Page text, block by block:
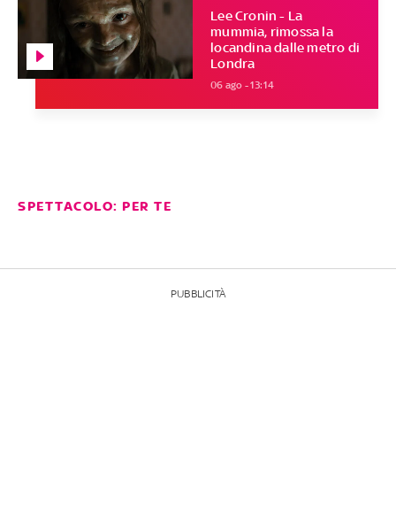
Lee Cronin - La
mummia, rimossa la
locandina dalle metro di
Londra
06 ago - 13:14
SPETTACOLO: PER TE
PUBBLICITÀ